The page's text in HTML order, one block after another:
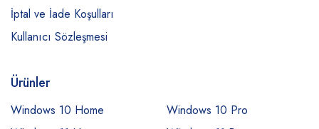
İptal ve İade Koşulları
Kullanıcı Sözleşmesi
Ürünler
Windows 10 Home
Windows 10 Pro